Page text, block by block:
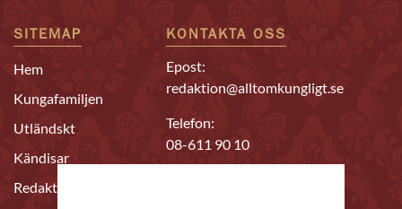
SITEMAP
Hem
Kungafamiljen
Utländskt
Kändisar
Redaktion
KONTAKTA OSS
Epost:
redaktion@alltomkungligt.se
Telefon:
08-611 90 10